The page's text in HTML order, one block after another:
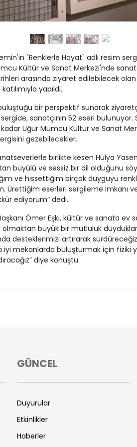
"Renklerle Hayat" adlı resim
Kültür ve Sanat Merkezi'nde
arasında ziyaret edilebilecek olan
yapıldı.
bir perspektif sunarak
sanatçının 52 eseri bulunuyor.
Uğur Mumcu Kültür ve Sanat
gezebilecekler.
birlikte kesen Hülya
büyülü ve sessiz bir dil olduğunu
ve hissettiğim birçok duyguyu
Ürettiğim eserleri sergileme imkanı
ediyorum” dedi.
Ömer Eşki, kültür ve sanata ev
büyük bir mutluluk
desteklerimizi artırarak
iyi mekanlarda buluşturmak için fiziki
diye konuştu.
GÜNCEL
Duyurular
Etkinlikler
Haberler